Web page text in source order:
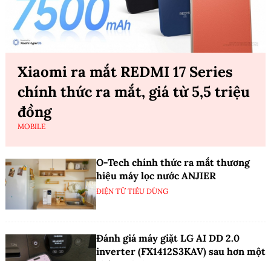
Xiaomi ra mắt REDMI 17 Series
chính thức ra mắt, giá từ 5,5 triệu
đồng
MOBILE
O-Tech chính thức ra mắt thương
hiệu máy lọc nước ANJIER
ĐIỆN TỬ TIÊU DÙNG
Đánh giá máy giặt LG AI DD 2.0
inverter (FX1412S3KAV) sau hơn một